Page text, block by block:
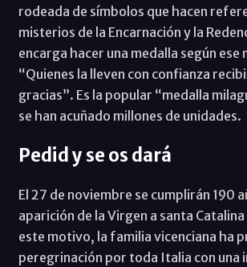
rodeada de símbolos que hacen
misterios de la Encarnación y la
encarga hacer una medalla según ese
“Quienes la lleven con confianza
gracias”. Es la popular “medalla
se han acuñado millones de unidades.
Pedid y se os dará
El 27 de noviembre se cumplirán 190
aparición de la Virgen a santa
este motivo, la familia vicenciana ha
peregrinación por toda Italia con una